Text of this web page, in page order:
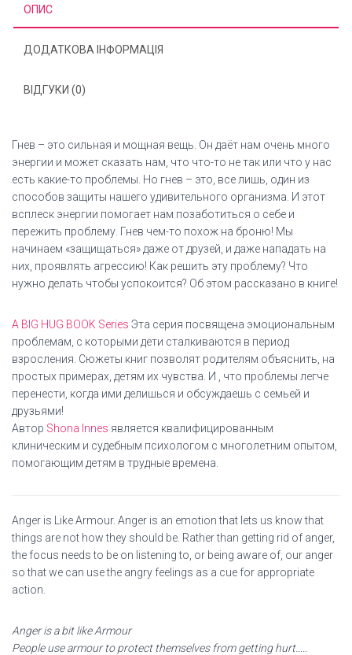
ОПИС
ДОДАТКОВА ІНФОРМАЦІЯ
ВІДГУКИ (0)
Гнев – это сильная и мощная вещь. Он даёт нам очень много
энергии и может сказать нам, что что-то не так или что у нас
есть какие-то проблемы. Но гнев – это, все лишь, один из
способов защиты нашего удивительного организма. И этот
всплеск энергии помогает нам позаботиться о себе и
пережить проблему. Гнев чем-то похож на броню! Мы
начинаем «защищаться» даже от друзей, и даже нападать на
них, проявлять агрессию! Как решить эту проблему? Что
нужно делать чтобы успокоится? Об этом рассказано в книге!
A BIG HUG BOOK Series Эта серия посвящена эмоциональным
проблемам, с которыми дети сталкиваются в период
взросления. Сюжеты книг позволят родителям объяснить, на
простых примерах, детям их чувства. И , что проблемы легче
перенести, когда ими делишься и обсуждаешь с семьей и
друзьями!
Автор Shona Innes является квалифицированным
клиническим и судебным психологом с многолетним опытом,
помогающим детям в трудные времена.
Anger is Like Armour. Anger is an emotion that lets us know that
things are not how they should be. Rather than getting rid of anger,
the focus needs to be on listening to, or being aware of, our anger
so that we can use the angry feelings as a cue for appropriate
action.
Anger is a bit like Armour
People use armour to protect themselves from getting hurt…..